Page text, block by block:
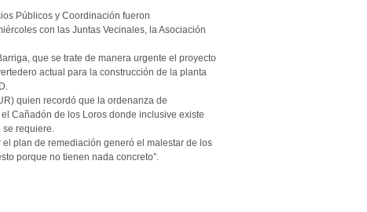
Públicos y Coordinación fueron
con las Juntas Vecinales, la Asociación
que se trate de manera urgente el proyecto
actual para la construcción de la planta
quien recordó que la ordenanza de
Cañadón de los Loros donde inclusive existe
se requiere.
plan de remediación generó el malestar de los
porque no tienen nada concreto”.